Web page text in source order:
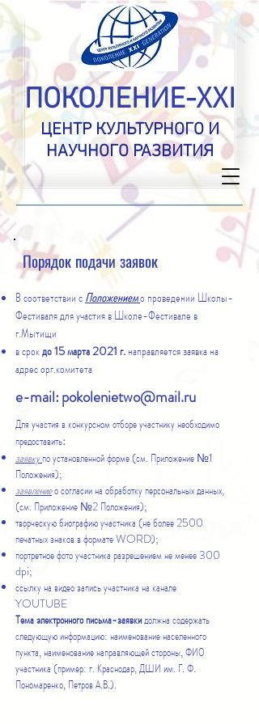
ПОКОЛЕНИЕ-XXI
ЦЕНТР КУЛЬТУРНОГО И
НАУЧНОГО РАЗВИТИЯ
Порядок подачи заявок
В соответствии сПоложениемо проведении Школы-
Фестиваля для участия в Школе-Фестивале в
г.Мытищи
в срокдо 15 марта 2021 г.направляется заявка на
адрес орг.комитета
e-mail:pokolenietwo@mail.ru
Для участия в конкурсном отборе участнику необходимо
предоставить:
заявкупо установленной форме (см. Приложение №1
Положения);
заявлениео согласии на обработку персональных данных,
(см. Приложение №2 Положения);
творческую биографию участника (не более 2500
печатных знаков в формате WORD);
портретное фото участника разрешением не менее 300
dpi;
ссылку на видео запись участника на канале
YOUTUBE
Тема электронного письма-заявкидолжна содержать
следующую информацию: наименование населенного
пункта, наименование направляющей стороны, ФИО
участника (пример: г. Краснодар, ДШИ им. Г. Ф.
Пономаренко, Петров А.В.).